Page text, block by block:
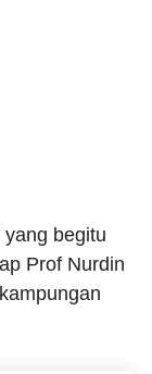
begitu
Prof Nurdin